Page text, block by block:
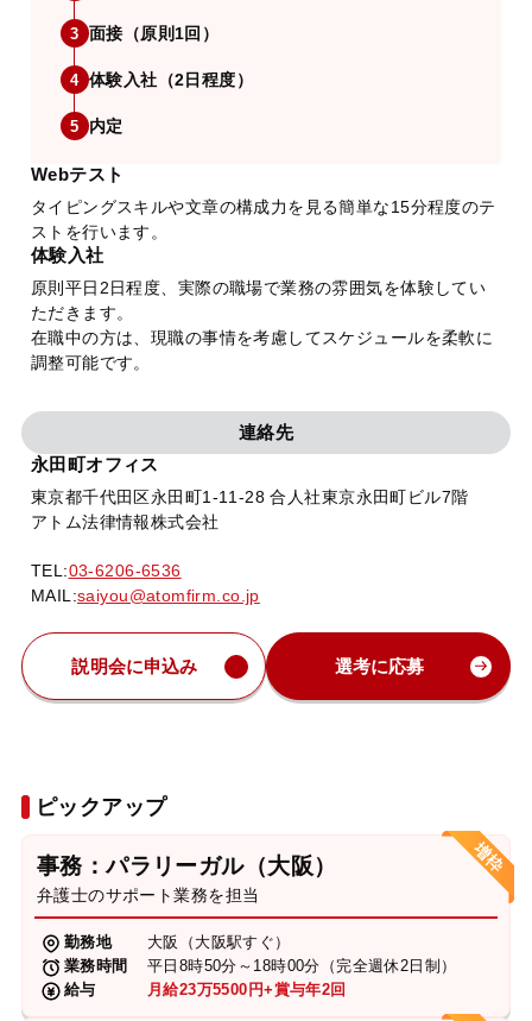
3 面接（原則1回）
4 体験入社（2日程度）
5 内定
Webテスト
タイピングスキルや文章の構成力を見る簡単な15分程度のテ
ストを行います。
体験入社
原則平日2日程度、実際の職場で業務の雰囲気を体験してい
ただきます。
在職中の方は、現職の事情を考慮してスケジュールを柔軟に
調整可能です。
連絡先
永田町オフィス
東京都千代田区永田町1-11-28 合人社東京永田町ビル7階
アトム法律情報株式会社
TEL:03-6206-6536
MAIL:saiyou@atomfirm.co.jp
説明会に申込み 選考に応募
ピックアップ
事務：パラリーガル（大阪）
弁護士のサポート業務を担当
勤務地
大阪（大阪駅すぐ）
業務時間
平日8時50分～18時00分（完全週休2日制）
給与
月給23万5500円+賞与年2回